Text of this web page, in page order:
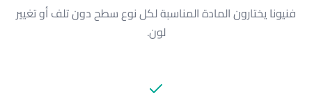
فنيونا يختارون المادة المناسبة لكل نوع سطح دون تلف أو تغيير
لون.